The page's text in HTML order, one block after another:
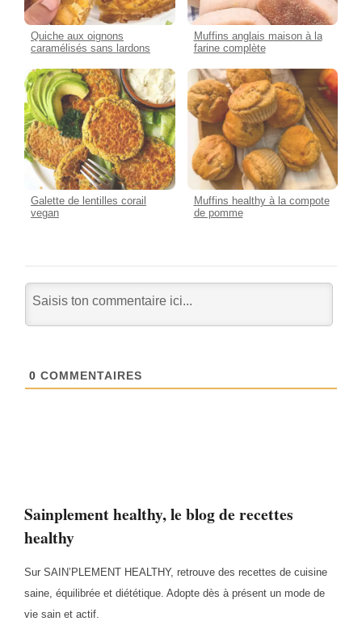
Sainplement healthy, le blog de recettes
healthy
Sur SAIN’PLEMENT HEALTHY, retrouve des recettes de cuisine
saine, équilibrée et diététique. Adopte dès à présent un mode de
vie sain et actif.
Quiche aux oignons
caramélisés sans lardons
Muffins anglais maison à la
farine complète
Galette de lentilles corail
vegan
Muffins healthy à la compote
de pomme
0 COMMENTAIRES